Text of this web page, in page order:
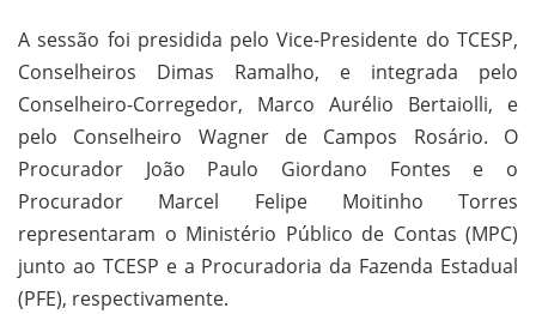
A sessão foi presidida pelo Vice-Presidente do TCESP,
Conselheiros Dimas Ramalho, e integrada pelo
Conselheiro-Corregedor, Marco Aurélio Bertaiolli, e
pelo Conselheiro Wagner de Campos Rosário. O
Procurador João Paulo Giordano Fontes e o
Procurador Marcel Felipe Moitinho Torres
representaram o Ministério Público de Contas (MPC)
junto ao TCESP e a Procuradoria da Fazenda Estadual
(PFE), respectivamente.